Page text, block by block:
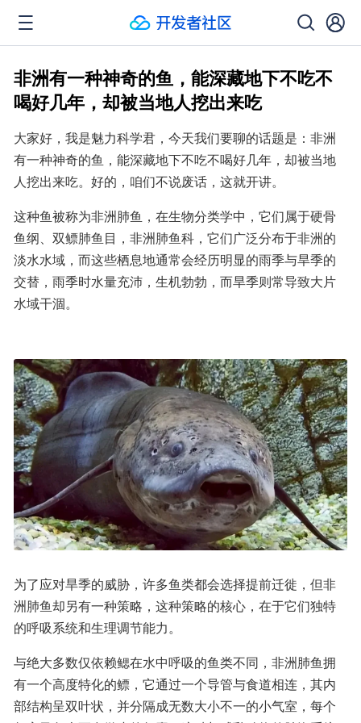
非洲有一种神奇的鱼，能深藏地下不吃不
喝好几年，却被当地人挖出来吃
大家好，我是魅力科学君，今天我们要聊的话题是：非洲
有一种神奇的鱼，能深藏地下不吃不喝好几年，却被当地
人挖出来吃。好的，咱们不说废话，这就开讲。
这种鱼被称为非洲肺鱼，在生物分类学中，它们属于硬骨
鱼纲、双鳔肺鱼目，非洲肺鱼科，它们广泛分布于非洲的
淡水水域，而这些栖息地通常会经历明显的雨季与旱季的
交替，雨季时水量充沛，生机勃勃，而旱季则常导致大片
水域干涸。
为了应对旱季的威胁，许多鱼类都会选择提前迁徙，但非
洲肺鱼却另有一种策略，这种策略的核心，在于它们独特
的呼吸系统和生理调节能力。
与绝大多数仅依赖鳃在水中呼吸的鱼类不同，非洲肺鱼拥
有一个高度特化的鳔，它通过一个导管与食道相连，其内
部结构呈双叶状，并分隔成无数大小不一的小气室，每个